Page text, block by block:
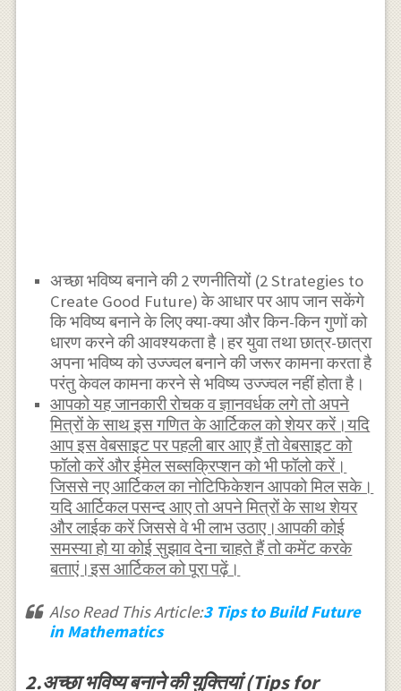
अच्छा भविष्य बनाने की 2 रणनीतियों (2 Strategies to
Create Good Future) के आधार पर आप जान सकेंगे
कि भविष्य बनाने के लिए क्या-क्या और किन-किन गुणों को
धारण करने की आवश्यकता है।हर युवा तथा छात्र-छात्रा
अपना भविष्य को उज्ज्वल बनाने की जरूर कामना करता है
परंतु केवल कामना करने से भविष्य उज्ज्वल नहीं होता है।
आपको यह जानकारी रोचक व ज्ञानवर्धक लगे तो अपने
मित्रों के साथ इस गणित के आर्टिकल को शेयर करें।यदि
आप इस वेबसाइट पर पहली बार आए हैं तो वेबसाइट को
फॉलो करें और ईमेल सब्सक्रिप्शन को भी फॉलो करें।
जिससे नए आर्टिकल का नोटिफिकेशन आपको मिल सके।
यदि आर्टिकल पसन्द आए तो अपने मित्रों के साथ शेयर
और लाईक करें जिससे वे भी लाभ उठाए।आपकी कोई
समस्या हो या कोई सुझाव देना चाहते हैं तो कमेंट करके
बताएं।इस आर्टिकल को पूरा पढ़ें।
Also Read This Article:3 Tips to Build Future
in Mathematics
2.अच्छा भविष्य बनाने की युक्तियां (Tips for